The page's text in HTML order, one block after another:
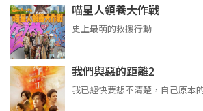
喵星人領養大作戰
史上最萌的救援行動
我們與惡的距離2
我已經快要想不清楚，自己原本